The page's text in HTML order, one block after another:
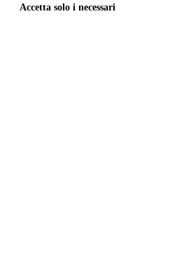
Accetta solo i necessari